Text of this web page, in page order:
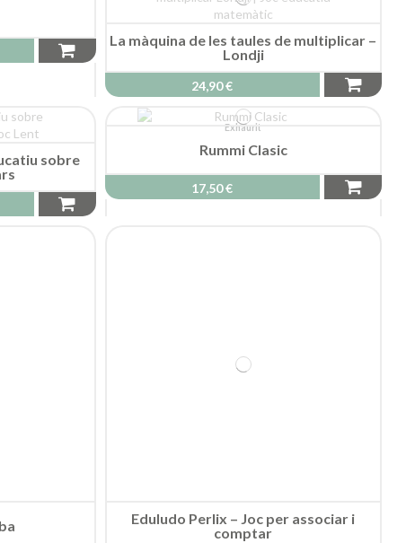
La màquina de les taules de multiplicar –
Londji
24,90 €
sobre
Exhaurit
Rummi Clasic
17,50 €
Eduludo Perlix – Joc per associar i
comptar